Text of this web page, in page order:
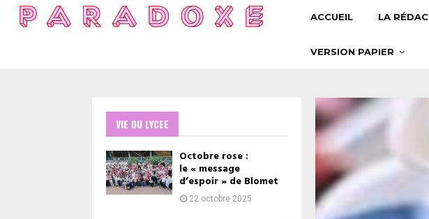
ACCUEIL LA
VERSION PAPIER
VIE DU LYCEE
Octobre rose :
le « message
d’espoir » de Blomet
22 octobre 2025